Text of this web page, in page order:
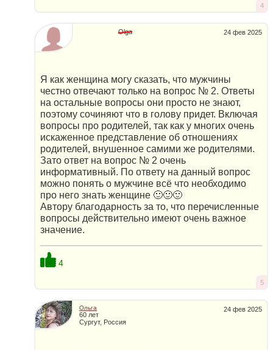
4
24 фев 2025
Olga
Я как женщина могу сказать, что мужчины
честно отвечают только на вопрос № 2. Ответы
на остальные вопросы они просто не знают,
поэтому сочиняют что в голову придет. Включая
вопросы про родителей, так как у многих очень
искаженное представление об отношениях
родителей, внушенное самими же родителями.
Зато ответ на вопрос № 2 очень
информативный. По ответу на данный вопрос
можно понять о мужчине всё что необходимо
про него знать женщине 🙂🙂🙂
Автору благодарность за то, что перечисленные
вопросы действительно имеют очень важное
значение.
4
5
24 фев 2025
Ольга
60 лет
Сургут, Россия